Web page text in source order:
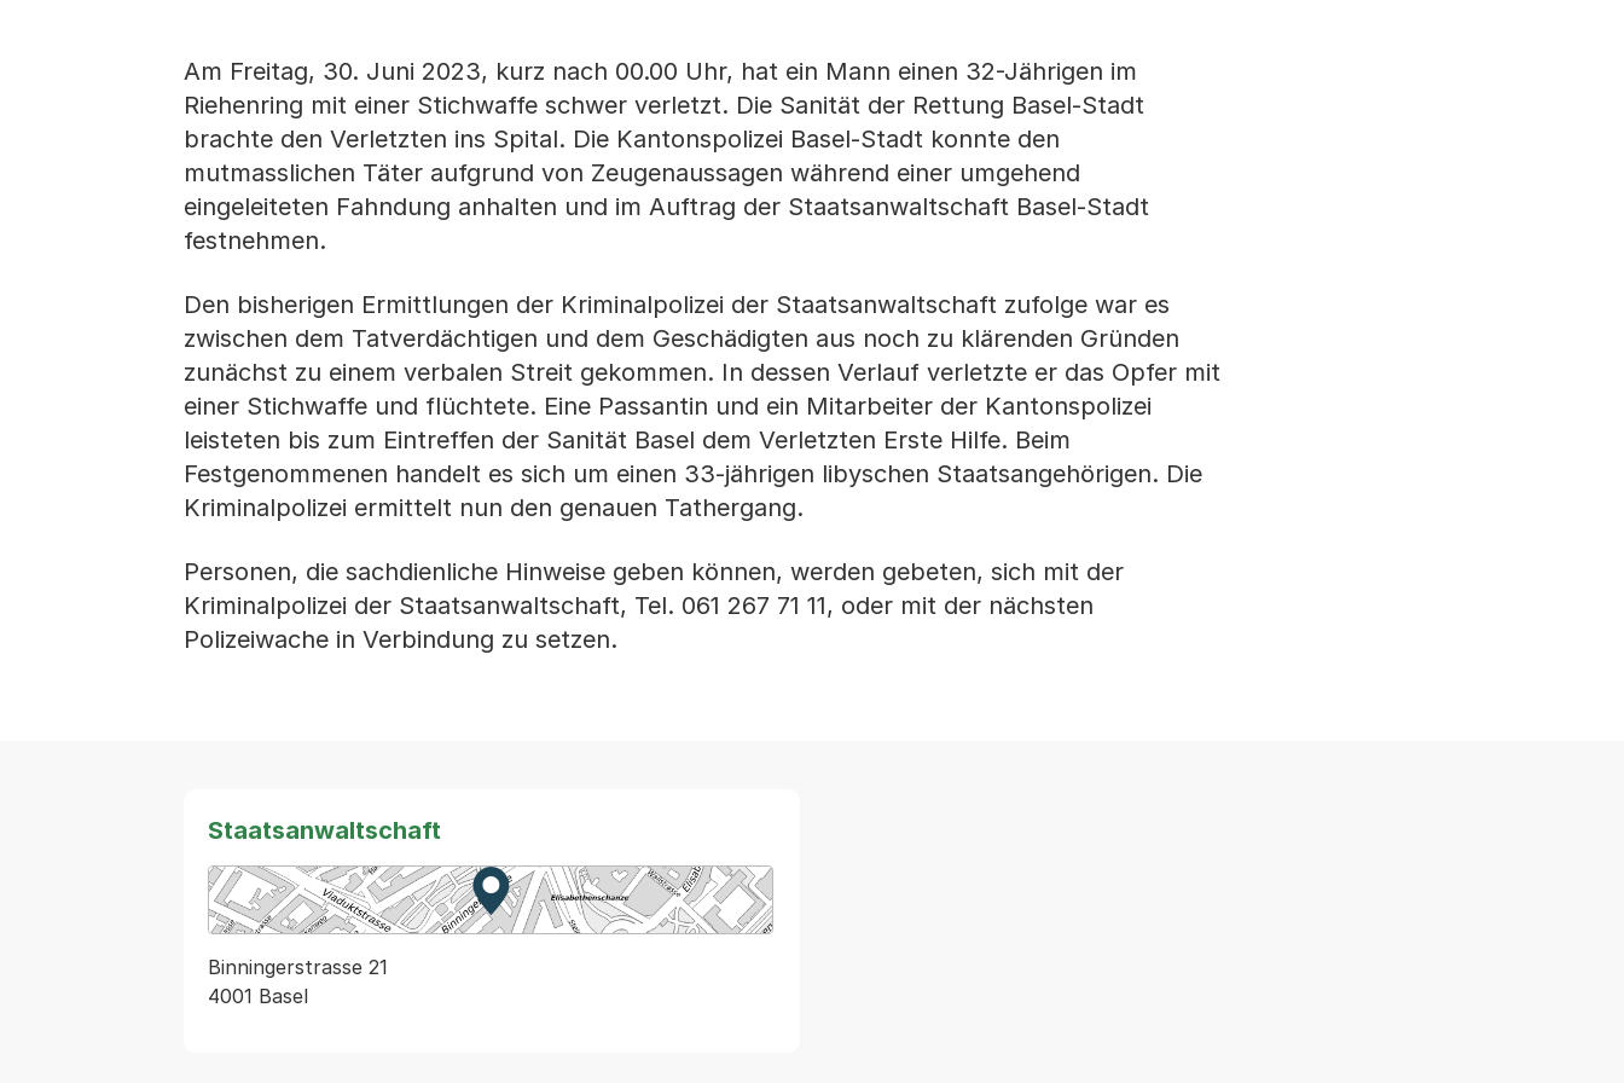
Am Freitag, 30. Juni 2023, kurz nach 00.00 Uhr, hat ein Mann einen 32-Jährigen im
Riehenring mit einer Stichwaffe schwer verletzt. Die Sanität der Rettung Basel-Stadt
brachte den Verletzten ins Spital. Die Kantonspolizei Basel-Stadt konnte den
mutmasslichen Täter aufgrund von Zeugenaussagen während einer umgehend
eingeleiteten Fahndung anhalten und im Auftrag der Staatsanwaltschaft Basel-Stadt
festnehmen.
Den bisherigen Ermittlungen der Kriminalpolizei der Staatsanwaltschaft zufolge war es
zwischen dem Tatverdächtigen und dem Geschädigten aus noch zu klärenden Gründen
zunächst zu einem verbalen Streit gekommen. In dessen Verlauf verletzte er das Opfer mit
einer Stichwaffe und flüchtete. Eine Passantin und ein Mitarbeiter der Kantonspolizei
leisteten bis zum Eintreffen der Sanität Basel dem Verletzten Erste Hilfe. Beim
Festgenommenen handelt es sich um einen 33-jährigen libyschen Staatsangehörigen. Die
Kriminalpolizei ermittelt nun den genauen Tathergang.
Personen, die sachdienliche Hinweise geben können, werden gebeten, sich mit der
Kriminalpolizei der Staatsanwaltschaft, Tel. 061 267 71 11, oder mit der nächsten
Polizeiwache in Verbindung zu setzen.
Staatsanwaltschaft
Zur Karte von MapBS.
Externer Link, wird in einem neuen Tab oder Fenster geöffnet
Binningerstrasse 21
4001 Basel